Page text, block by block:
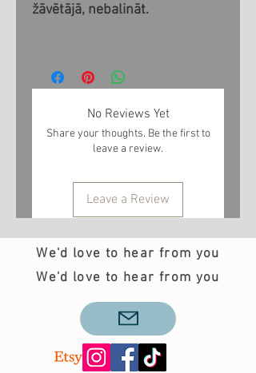
žāvētājā, nebalināt.
No Reviews Yet
Share your thoughts. Be the first to
leave a review.
Leave a Review
We'd love to hear from you
We'd love to hear from you